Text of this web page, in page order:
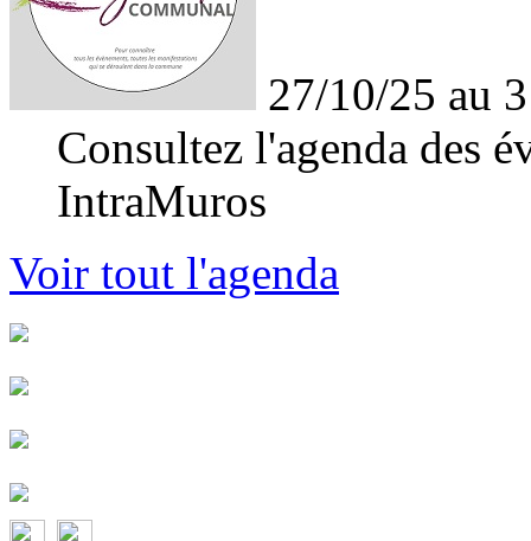
27/10/25 au
Consultez l'agenda des
IntraMuros
Voir tout l'agenda